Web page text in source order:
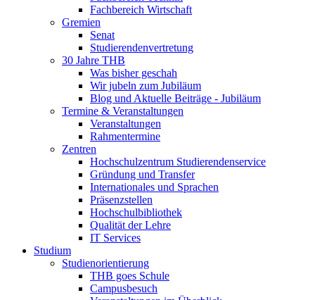
Fachbereich Wirtschaft
Gremien
Senat
Studierendenvertretung
30 Jahre THB
Was bisher geschah
Wir jubeln zum Jubiläum
Blog und Aktuelle Beiträge - Jubiläum
Termine & Veranstaltungen
Veranstaltungen
Rahmentermine
Zentren
Hochschulzentrum Studierendenservice
Gründung und Transfer
Internationales und Sprachen
Präsenzstellen
Hochschulbibliothek
Qualität der Lehre
IT Services
Studium
Studienorientierung
THB goes Schule
Campusbesuch